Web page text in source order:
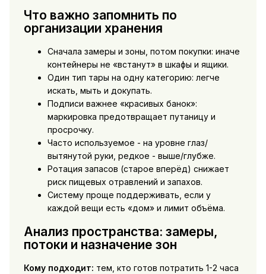
Что важно запомнить по
организации хранения
Сначала замеры и зоны, потом покупки: иначе
контейнеры не «встанут» в шкафы и ящики.
Один тип тары на одну категорию: легче
искать, мыть и докупать.
Подписи важнее «красивых банок»:
маркировка предотвращает путаницу и
просрочку.
Часто используемое - на уровне глаз/
вытянутой руки, редкое - выше/глубже.
Ротация запасов (старое вперёд) снижает
риск пищевых отравлений и запахов.
Систему проще поддерживать, если у
каждой вещи есть «дом» и лимит объёма.
Анализ пространства: замеры,
потоки и назначение зон
Кому подходит: тем, кто готов потратить 1-2 часа